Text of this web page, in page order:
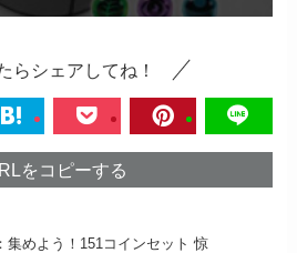
らシェアしてね！
をコピーする
集めよう！151コインセット 惊